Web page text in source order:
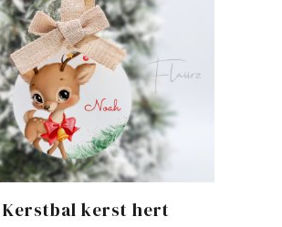
Kerstbal kerst hert